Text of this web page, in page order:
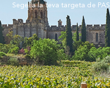
Segella la teva targeta de PAS